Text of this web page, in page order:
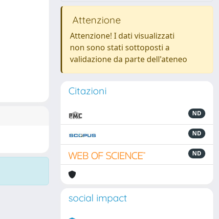
Attenzione
Attenzione! I dati visualizzati
non sono stati sottoposti a
validazione da parte dell'ateneo
Citazioni
ND
ND
ND
social impact